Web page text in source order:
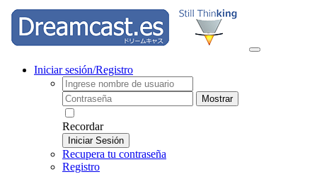
Iniciar sesión/Registro
Mostrar
Recordar
Iniciar Sesión
Recupera tu contraseña
Registro